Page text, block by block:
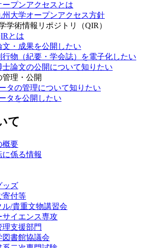
ープンアクセスとは
州大学オープンアクセス方針
学術情報リポジトリ（QIR）
とは
文・成果を公開したい
行物（紀要・学会誌）を電子化したい
士論文の公開について知りたい
理・公開
タの管理について知りたい
タを公開したい
て
概要
に係る情報
ッズ
寄付等
ル/貴重文物講習会
サイエンス専攻
支援部門
図書館協議会